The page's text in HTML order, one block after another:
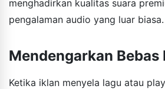
menghadirkan kualitas suara
pengalaman audio yang luar biasa.
Mendengarkan Bebas
Ketika iklan menyela lagu atau